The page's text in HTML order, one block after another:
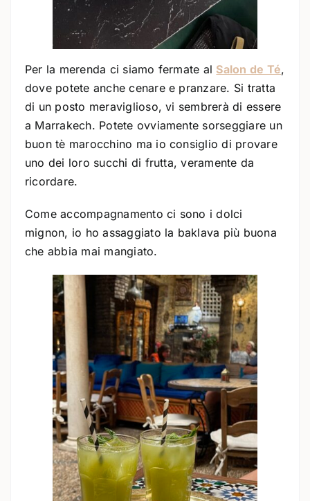
Per la merenda ci siamo fermate al Salon de Té,
dove potete anche cenare e pranzare. Si tratta
di un posto meraviglioso, vi sembrerà di essere
a Marrakech. Potete ovviamente sorseggiare un
buon tè marocchino ma io consiglio di provare
uno dei loro succhi di frutta, veramente da
ricordare.
Come accompagnamento ci sono i dolci
mignon, io ho assaggiato la baklava più buona
che abbia mai mangiato.